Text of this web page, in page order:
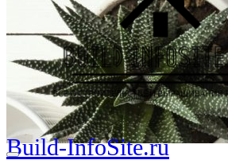
Build-InfoSite.ru